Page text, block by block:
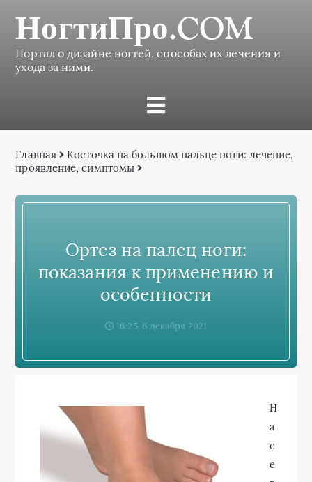
НогтиПро.COM
Портал о дизайне ногтей, способах их лечения и
ухода за ними.
Главная
Косточка на большом пальце ноги: лечение,
проявление, симптомы
Ортез на палец ноги:
показания к применению и
особенности
16:25, 6 декабря 2021
Н
а
с
е